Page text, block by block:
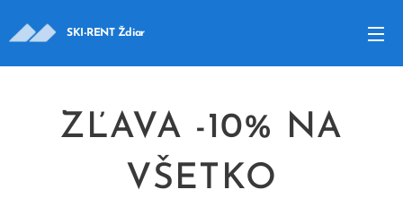
SKI-RENT Ždiar
ZĽAVA -10% NA
VŠETKO